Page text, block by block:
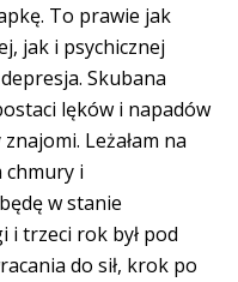
To prawie jak
jak i psychicznej
Skubana
lęków i napadów
Leżałam na
chmury i
w stanie
trzeci rok był pod
do sił, krok po